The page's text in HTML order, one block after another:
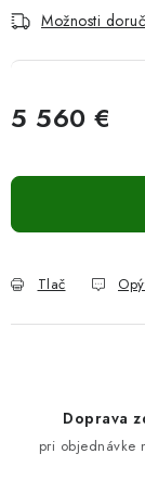
Možnosti
5 560 €
Tlač
Doprava
pri objednávke